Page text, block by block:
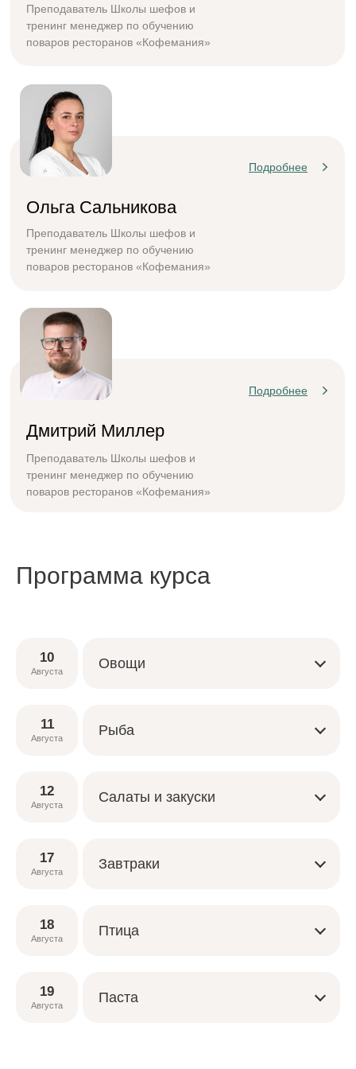
Дмитрий Миллер
Преподаватель Школы шефов и
тренинг менеджер по обучению
поваров ресторанов «Кофемания»
Подробнее
Ольга Сальникова
Преподаватель Школы шефов и
тренинг менеджер по обучению
поваров ресторанов «Кофемания»
Подробнее
Преподаватель Школы шефов и
тренинг менеджер по обучению
поваров ресторанов «Кофемания»
Программа курса
10
Августа
Овощи
11
Августа
Рыба
12
Августа
Салаты и закуски
17
Августа
Завтраки
18
Августа
Птица
19
Августа
Паста